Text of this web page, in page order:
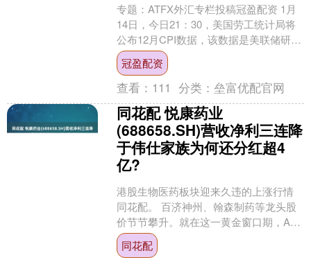
专题：ATFX外汇专栏投稿冠盈配资 1月
14日，今日21：30，美国劳工统计局将
公布12月CPI数据，该数据是美联储研判
美国通胀走向的核心依据。10月份和11
月....
冠盈配资
查看： 111 分类： 垒富优配官网
同花配 悦康药业
(688658.SH)营收净利三连降
于伟仕家族为何还分红超4
亿?
港股生物医药板块迎来久违的上涨行情
同花配。 百济神州、翰森制药等龙头股
价节节攀升。就在这一黄金窗口期，A股
科创板药企悦康药业(688658.SH)悄然按
下赴港上....
同花配